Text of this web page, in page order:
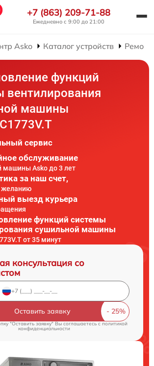
+7 (863) 209-71-88
Ежедневно с 9:00 до 21:00
Asko Каталог устройств
функций
вентилирования
машины
сервис
обслуживание
машины Asko до 3 лет
за наш счет,
желанию
выезд курьера
функций системы
сушильной машины
от 35 минут
консультация со
Оставить заявку
"Оставить заявку" Вы соглашаетесь cполитикой
конфиденциальности